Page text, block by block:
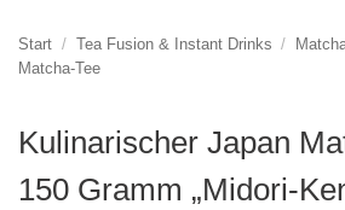
Start / Tea Fusion & Instant Drinks /
Matcha-Tee
Kulinarischer Japan
150 Gramm „Midori-